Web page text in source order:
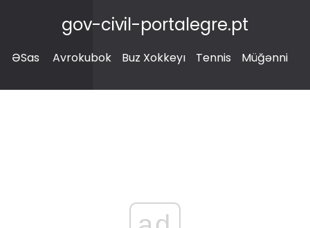
gov-civil-portalegre.pt
ƏSas Avrokubok Buz Xokkeyı Tennis Müğənni